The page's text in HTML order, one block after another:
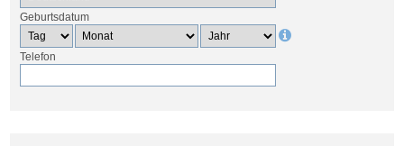
Geburtsdatum
Telefon